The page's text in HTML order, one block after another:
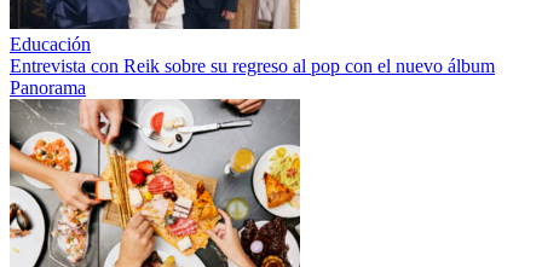
Educación
Entrevista con Reik sobre su regreso al pop con el nuevo álbum
Panorama